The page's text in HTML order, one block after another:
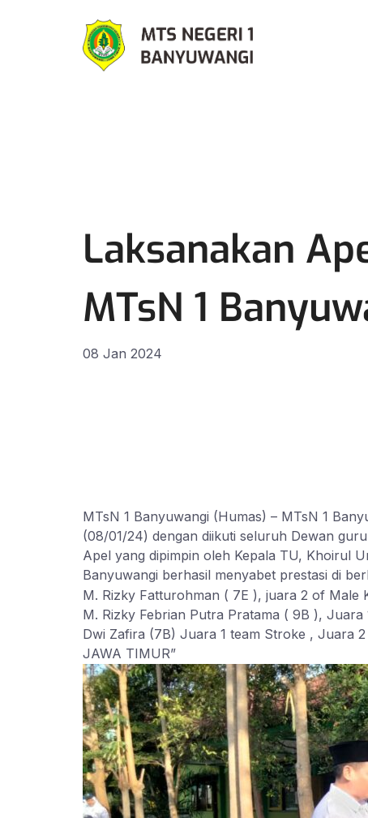
Laksanakan
MTsN 1
08 Jan 2024
MTsN 1 Banyuwangi (Humas) – MTsN 1
(08/01/24) dengan diikuti seluruh Dewan
Apel yang dipimpin oleh Kepala TU, Khoirul
Banyuwangi berhasil menyabet prestasi di
M. Rizky Fatturohman ( 7E ), juara 2 of Male
M. Rizky Febrian Putra Pratama ( 9B ),
Dwi Zafira (7B) Juara 1 team Stroke , Juara
JAWA TIMUR”